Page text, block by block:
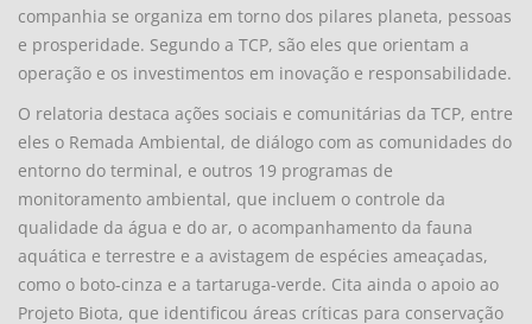
companhia se organiza em torno dos pilares planeta, pessoas
e prosperidade. Segundo a TCP, são eles que orientam a
operação e os investimentos em inovação e responsabilidade.
O relatoria destaca ações sociais e comunitárias da TCP, entre
eles o Remada Ambiental, de diálogo com as comunidades do
entorno do terminal, e outros 19 programas de
monitoramento ambiental, que incluem o controle da
qualidade da água e do ar, o acompanhamento da fauna
aquática e terrestre e a avistagem de espécies ameaçadas,
como o boto-cinza e a tartaruga-verde. Cita ainda o apoio ao
Projeto Biota, que identificou áreas críticas para conservação